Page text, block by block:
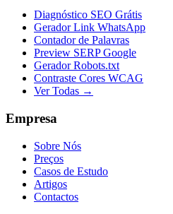
Diagnóstico SEO Grátis
Gerador Link WhatsApp
Contador de Palavras
Preview SERP Google
Gerador Robots.txt
Contraste Cores WCAG
Ver Todas →
Empresa
Sobre Nós
Preços
Casos de Estudo
Artigos
Contactos